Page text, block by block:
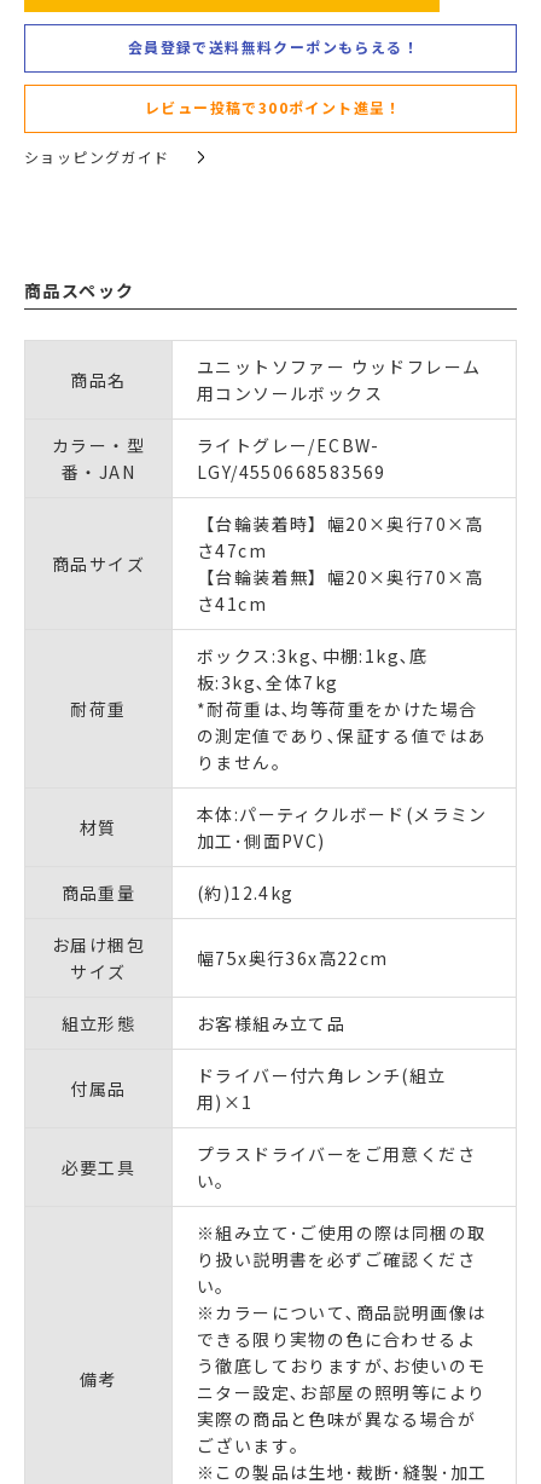
会員登録で送料無料クーポンもらえる！
レビュー投稿で300ポイント進呈！
ショッピングガイド
商品スペック
商品名
ユニットソファー ウッドフレーム
用コンソールボックス
カラー・型
番・JAN
ライトグレー/ECBW-
LGY/4550668583569
商品サイズ
【台輪装着時】幅20×奥行70×高
さ47cm
【台輪装着無】幅20×奥行70×高
さ41cm
耐荷重
ボックス:3kg､中棚:1kg､底
板:3kg､全体7kg
*耐荷重は､均等荷重をかけた場合
の測定値であり､保証する値ではあ
りません｡
材質
本体:パーティクルボード(メラミン
加工･側面PVC)
商品重量 (約)12.4kg
お届け梱包
サイズ
幅75x奥行36x高22cm
組立形態 お客様組み立て品
付属品
ドライバー付六角レンチ(組立
用)×1
必要工具
プラスドライバーをご用意くださ
い｡
備考
※組み立て･ご使用の際は同梱の取
り扱い説明書を必ずご確認くださ
い｡
※カラーについて､商品説明画像は
できる限り実物の色に合わせるよ
う徹底しておりますが､お使いのモ
ニター設定､お部屋の照明等により
実際の商品と色味が異なる場合が
ございます｡
※この製品は生地･裁断･縫製･加工